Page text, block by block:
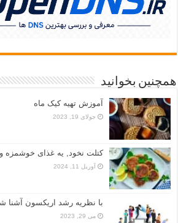
همچنین بخوانید
آموزش تهیه کیک ماه
جولای 19, 2023
کتلت نخود, یه غذای خوشمزه
آوریل 11, 2024
با نظریه رشد اریکسون آشنا
می 29, 2023